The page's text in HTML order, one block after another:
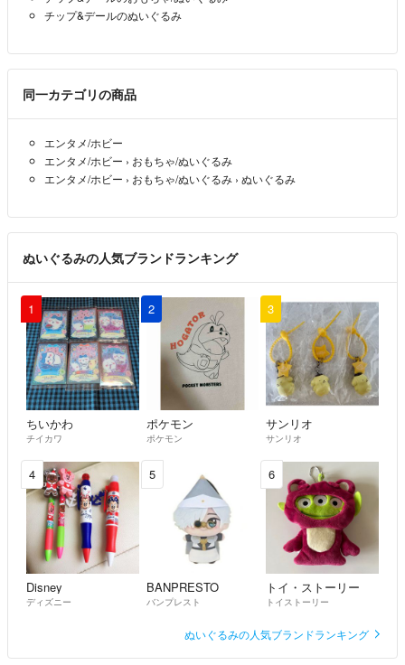
チップ&デールのぬいぐるみ
同一カテゴリの商品
エンタメ/ホビー
エンタメ/ホビー › おもちゃ/ぬいぐるみ
エンタメ/ホビー › おもちゃ/ぬいぐるみ › ぬいぐるみ
ぬいぐるみの人気ブランドランキング
1
ちいかわ
チイカワ
2
ポケモン
ポケモン
3
サンリオ
サンリオ
4
Disney
ディズニー
5
BANPRESTO
バンプレスト
6
トイ・ストーリー
トイストーリー
ぬいぐるみの人気ブランドランキング